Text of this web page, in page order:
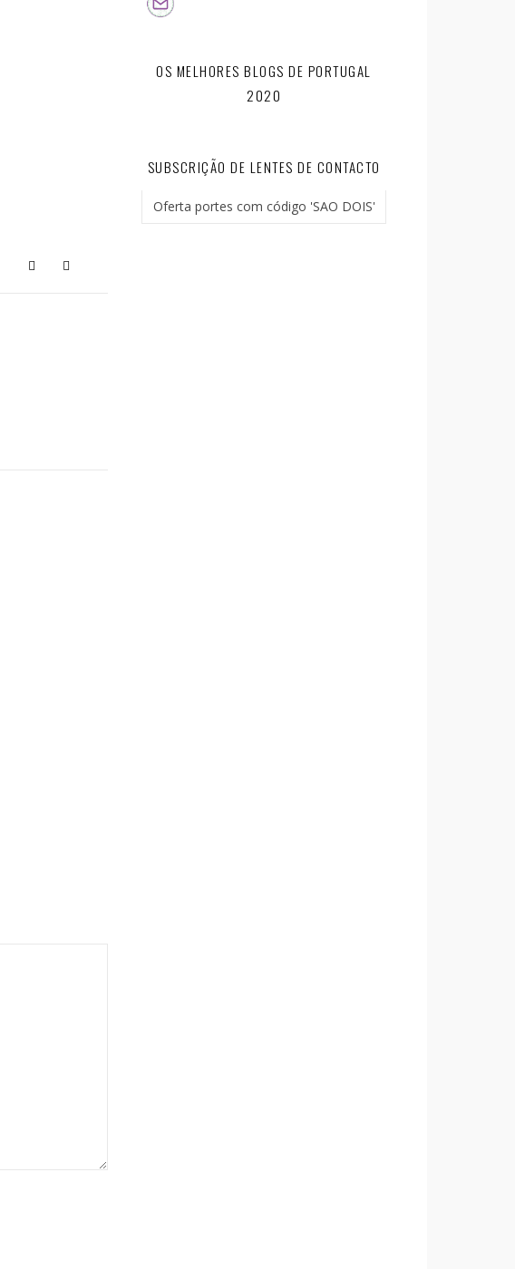
OS MELHORES BLOGS DE PORTUGAL
2020
SUBSCRIÇÃO DE LENTES DE CONTACTO
Oferta portes com código 'SAO DOIS'